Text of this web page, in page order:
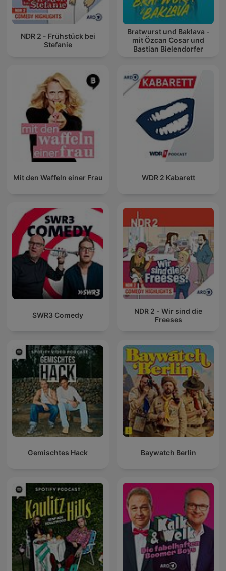
NDR 2 - Frühstück bei
Stefanie
Bratwurst und Baklava -
mit Özcan Cosar und
Bastian Bielendorfer
Mit den Waffeln einer Frau WDR 2 Kabarett
SWR3 Comedy
NDR 2 - Wir sind die
Freeses
Gemischtes Hack Baywatch Berlin